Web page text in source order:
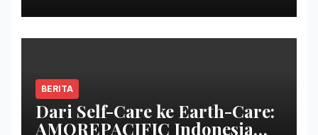
BERITA
Dari Self-Care ke Earth-Care:
AMOREPACIFIC Indonesia